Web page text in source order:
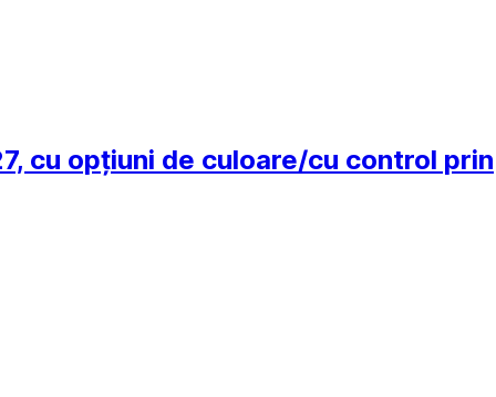
cu opțiuni de culoare/cu control prin